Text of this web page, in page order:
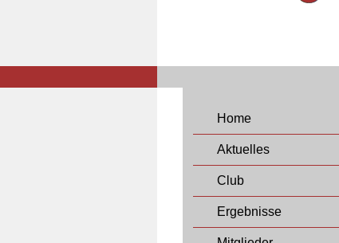
Home
Aktuelles
Club
Ergebnisse